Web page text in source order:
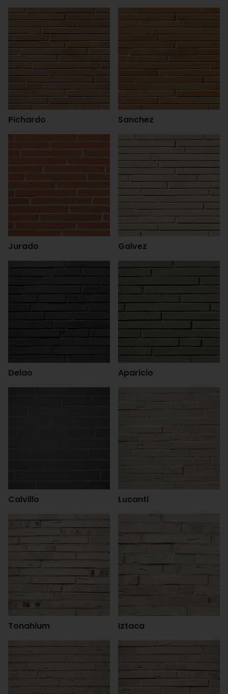
Pichardo Sanchez
Jurado Galvez
Delao Aparicio
Calvillo Lucanti
Tonahium Iztaca